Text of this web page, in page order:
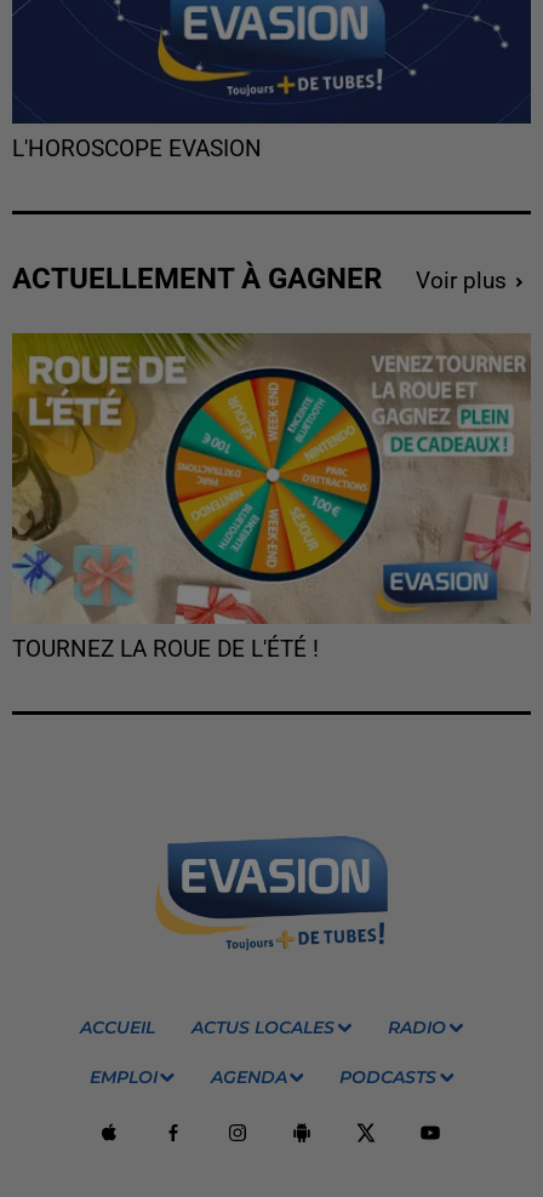
L'HOROSCOPE EVASION
ACTUELLEMENT À GAGNER Voir plus
TOURNEZ LA ROUE DE L'ÉTÉ !
ACCUEIL ACTUS LOCALES RADIO
EMPLOI AGENDA PODCASTS